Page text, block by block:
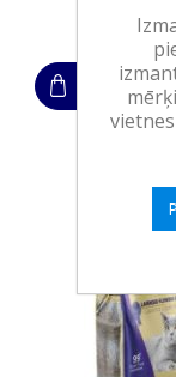
Ielikt